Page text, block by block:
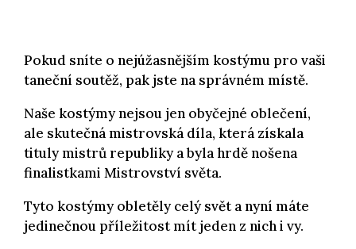
Pokud sníte o nejúžasnějším kostýmu pro vaši
taneční soutěž, pak jste na správném místě.
Naše kostýmy nejsou jen obyčejné oblečení,
ale skutečná mistrovská díla, která získala
tituly mistrů republiky a byla hrdě nošena
finalistkami Mistrovství světa.
Tyto kostýmy obletěly celý svět a nyní máte
jedinečnou příležitost mít jeden z nich i vy.